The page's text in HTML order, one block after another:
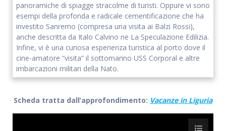
panoramiche di spiagge stracolme di turisti. Oppure vi sono
esempi della profonda e radicale cementificazione che ha
investito Sanremo (compresa una visita ai Balzi Rossi),
anche descritta da Italo Calvino ne La Speculazione Edilizia.
Infine, vi è una curiosa esperienza turistica al porto dove il
cine-amatore “visita” il sottomarino USS Corporal e altre
imbarcazioni militari della Nato.
Scheda tratta dall’approfondimento: Vacanze in Liguria